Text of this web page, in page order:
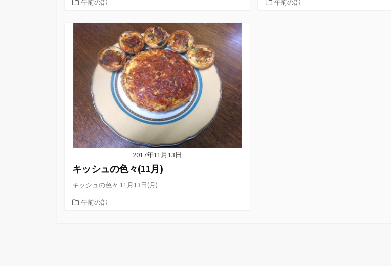
カ
ゴ
リ
午前の部
カ午前の部
2017年11月13日
キッシュの色々(11月)
キッシュの色々 11月13日(月)
カ午前の部